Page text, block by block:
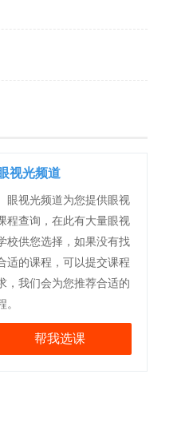
视光频道
眼视光频道为您提供眼视
程查询，在此有大量眼视
校供您选择，如果没有找
适的课程，可以提交课程
，我们会为您推荐合适的
。
帮我选课